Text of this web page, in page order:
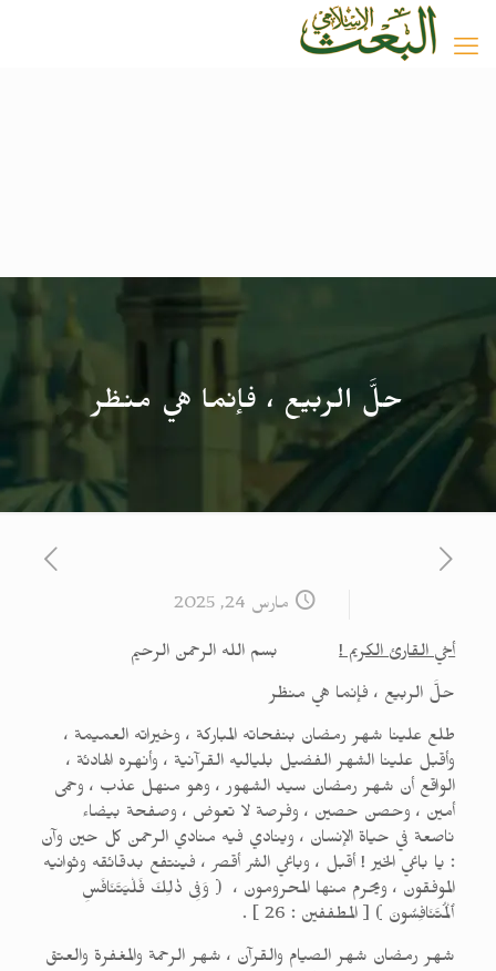
حلَّ الربيع ، فإنما هي منظر
مارس 24, 2025
أخي القارئ الكريم !بسم الله الرحمن الرحيم
حلَّ الربيع ، فإنما هي منظر
طلع علينا شهر رمضان بنفحاته المباركة ، وخيراته العميمة ،
وأقبل علينا الشهر الفضيل بلياليه القرآنية ، وأنهره الهادئة ،
الواقع أن شهر رمضان سيد الشهور ، وهو منهل عذب ، وحمى
أمين ، وحصن حصين ، وفرصة لا تعوض ، وصفحة بيضاء
ناصعة في حياة الإنسان ، وينادي فيه منادي الرحمن كل حين وآن
: يا باغي الخير ! أقبل ، وباغي الشر أقصر ، فينتفع بدقائقه وثوانيه
الموفقون ، ويحرم منها المحرومون ، ( وَفِى ذٰلِكَ فَلْيَتَنَافَسِ
ٱلْمُتَنَافِسُونَ ) [ المطففين : 26 ] .
شهر رمضان شهر الصيام والقرآن ، شهر الرحمة والمغفرة والعتق